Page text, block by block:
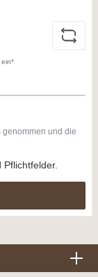
ein*
genommen und die